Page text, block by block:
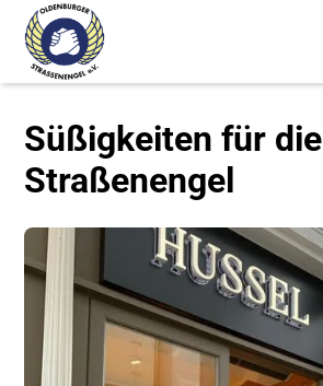
Süßigkeiten für die
Straßenengel